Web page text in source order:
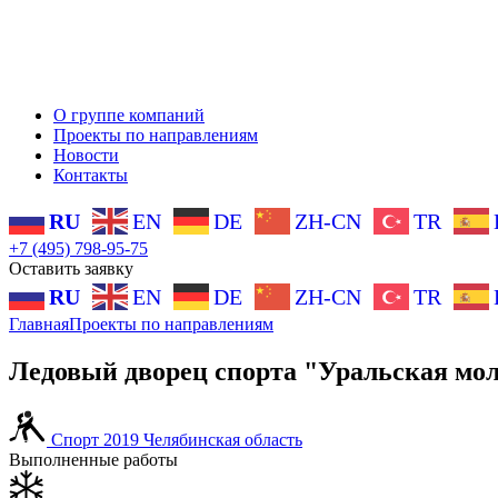
О группе компаний
Проекты по направлениям
Новости
Контакты
RU EN DE ZH-CN TR
+7 (495) 798-95-75
Оставить заявку
RU EN DE ZH-CN TR
ГлавнаяПроекты по направлениям
Ледовый дворец спорта "Уральская
Спорт 2019 Челябинская область
Выполненные работы